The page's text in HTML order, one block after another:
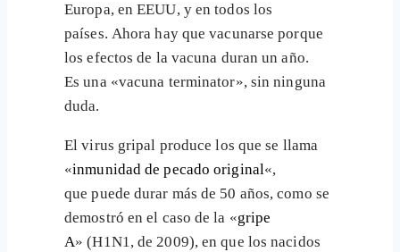
Europa, en EEUU, y en todos los
países. Ahora hay que vacunarse porque
los efectos de la vacuna duran un año.
Es una «vacuna terminator», sin ninguna
duda.
El virus gripal produce los que se llama
«inmunidad de pecado original«,
que puede durar más de 50 años, como se
demostró en el caso de la «gripe
A» (H1N1, de 2009), en que los nacidos